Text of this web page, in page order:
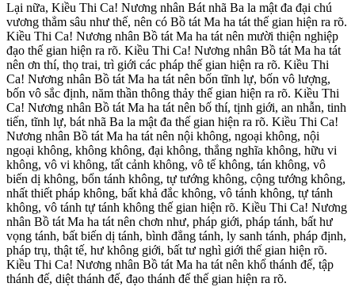
Lại nữa, Kiều Thi Ca! Nương nhân Bát nhã Ba la mật đa đại chú
vương thẳm sâu như thế, nên có Bồ tát Ma ha tát thế gian hiện ra rõ.
Kiều Thi Ca! Nương nhân Bồ tát Ma ha tát nên mười thiện nghiệp
đạo thế gian hiện ra rõ. Kiều Thi Ca! Nương nhân Bồ tát Ma ha tát
nên ơn thí, thọ trai, trì giới các pháp thế gian hiện ra rõ. Kiều Thi
Ca! Nương nhân Bồ tát Ma ha tát nên bốn tĩnh lự, bốn vô lượng,
bốn vô sắc định, năm thần thông thảy thế gian hiện ra rõ. Kiều Thi
Ca! Nương nhân Bồ tát Ma ha tát nên bố thí, tịnh giới, an nhẫn, tinh
tiến, tĩnh lự, bát nhã Ba la mật đa thế gian hiện ra rõ. Kiều Thi Ca!
Nương nhân Bồ tát Ma ha tát nên nội không, ngoại không, nội
ngoại không, không không, đại không, thắng nghĩa không, hữu vi
không, vô vi không, tất cảnh không, vô tế không, tán không, vô
biến dị không, bổn tánh không, tự tướng không, cộng tướng không,
nhất thiết pháp không, bất khả đắc không, vô tánh không, tự tánh
không, vô tánh tự tánh không thế gian hiện rõ. Kiều Thi Ca! Nương
nhân Bồ tát Ma ha tát nên chơn như, pháp giới, pháp tánh, bất hư
vọng tánh, bất biến dị tánh, bình đẳng tánh, ly sanh tánh, pháp định,
pháp trụ, thật tế, hư không giới, bất tư nghì giới thế gian hiện rõ.
Kiều Thi Ca! Nương nhân Bồ tát Ma ha tát nên khổ thánh đế, tập
thánh đế, diệt thánh đế, đạo thánh đế thế gian hiện ra rõ.